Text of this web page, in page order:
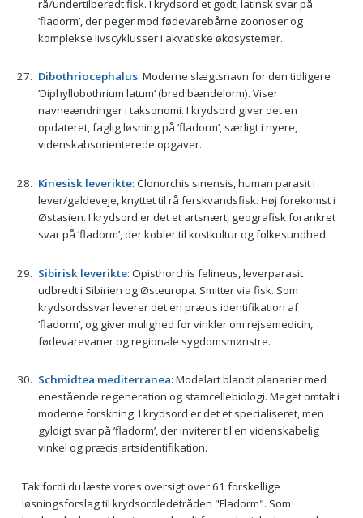
rå/undertilberedt fisk. I krydsord et godt, latinsk svar på
’fladorm’, der peger mod fødevarebårne zoonoser og
komplekse livscyklusser i akvatiske økosystemer.
Dibothriocephalus: Moderne slægtsnavn for den tidligere
’Diphyllobothrium latum’ (bred bændelorm). Viser
navneændringer i taksonomi. I krydsord giver det en
opdateret, faglig løsning på ’fladorm’, særligt i nyere,
videnskabsorienterede opgaver.
Kinesisk leverikte: Clonorchis sinensis, human parasit i
lever/galdeveje, knyttet til rå ferskvandsfisk. Høj forekomst i
Østasien. I krydsord er det et artsnært, geografisk forankret
svar på ’fladorm’, der kobler til kostkultur og folkesundhed.
Sibirisk leverikte: Opisthorchis felineus, leverparasit
udbredt i Sibirien og Østeuropa. Smitter via fisk. Som
krydsordssvar leverer det en præcis identifikation af
’fladorm’, og giver mulighed for vinkler om rejsemedicin,
fødevarevaner og regionale sygdomsmønstre.
Schmidtea mediterranea: Modelart blandt planarier med
enestående regeneration og stamcellebiologi. Meget omtalt i
moderne forskning. I krydsord er det et specialiseret, men
gyldigt svar på ’fladorm’, der inviterer til en videnskabelig
vinkel og præcis artsidentifikation.
Tak fordi du læste vores oversigt over 61 forskellige
løsningsforslag til krydsordledetråden "Fladorm". Som